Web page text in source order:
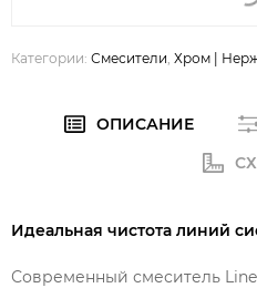
Категории: Смесители, Хром |
ОПИСАНИЕ
Идеальная чистота линий
Современный смеситель